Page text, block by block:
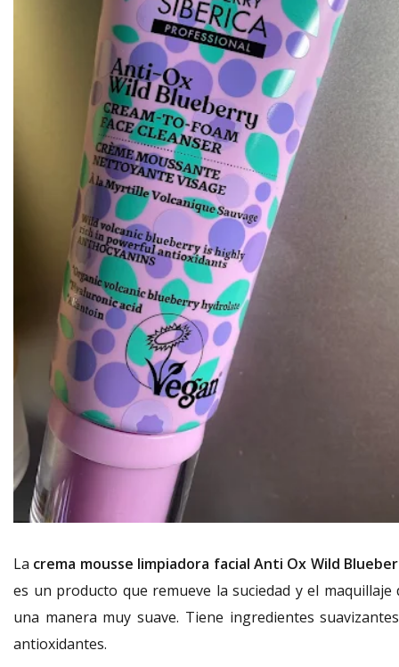
La crema mousse limpiadora facial Anti Ox Wild
es un producto que remueve la suciedad y el maquillaje
una manera muy suave. Tiene ingredientes
antioxidantes.